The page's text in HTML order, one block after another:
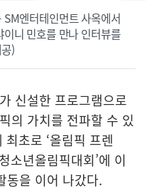
엔터테인먼트 사옥에서
이니 민호를 만나 인터뷰를
)
신설한 프로그램으로
의 가치를 전파할 수 있
초로 ‘올림픽 프렌
소년올림픽대회’에 이
동을 이어 나갔다.